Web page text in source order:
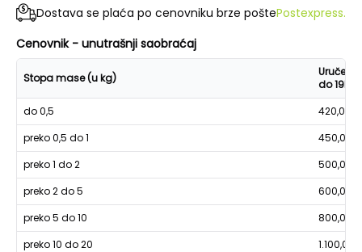
Dostava se plaća po cenovniku brze poštePostexpress.
Cenovnik - unutrašnji saobraćaj
Stopa mase (u kg)
Uručenje
do 19h
do 0,5
420,00
preko 0,5 do 1
450,00
preko 1 do 2
500,00
preko 2 do 5
600,00
preko 5 do 10
800,00
preko 10 do 20
1.100,00